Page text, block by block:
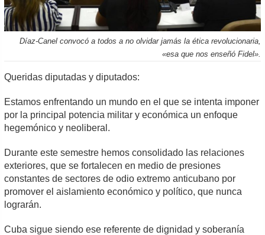
Díaz-Canel convocó a todos a no olvidar jamás la ética revolucionaria,
«esa que nos enseñó Fidel».
Queridas diputadas y diputados:
Estamos enfrentando un mundo en el que se intenta imponer
por la principal potencia militar y económica un enfoque
hegemónico y neoliberal.
Durante este semestre hemos consolidado las relaciones
exteriores, que se fortalecen en medio de presiones
constantes de sectores de odio extremo anticubano por
promover el aislamiento económico y político, que nunca
lograrán.
Cuba sigue siendo ese referente de dignidad y soberanía